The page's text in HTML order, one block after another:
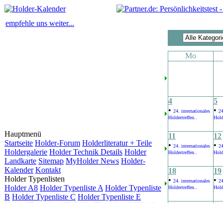
empfehle uns weiter...
Hauptmenü
Startseite Holder-Forum Holderliteratur + Teile
Holdergalerie Holder Technik Details Holder
Landkarte Sitemap MyHolder News Holder-
Kalender Kontakt
Holder Typenlisten
Holder A8 Holder Typenliste A Holder Typenliste
B Holder Typenliste C Holder Typenliste E
Mo
4
• 24. internationales
Holdertreffen..
5
•
11
• 24. internationales
Holdertreffen..
12
•
18
• 24. internationales
Holdertreffen..
19
•